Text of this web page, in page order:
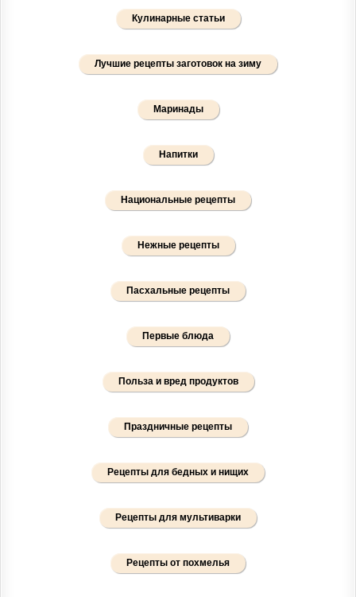
Кулинарные статьи
Лучшие рецепты заготовок на зиму
Маринады
Напитки
Национальные рецепты
Нежные рецепты
Пасхальные рецепты
Первые блюда
Польза и вред продуктов
Праздничные рецепты
Рецепты для бедных и нищих
Рецепты для мультиварки
Рецепты от похмелья